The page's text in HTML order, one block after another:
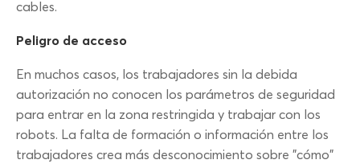
cables.
Peligro de acceso
En muchos casos, los trabajadores sin la debida
autorización no conocen los parámetros de seguridad
para entrar en la zona restringida y trabajar con los
robots. La falta de formación o información entre los
trabajadores crea más desconocimiento sobre "cómo"